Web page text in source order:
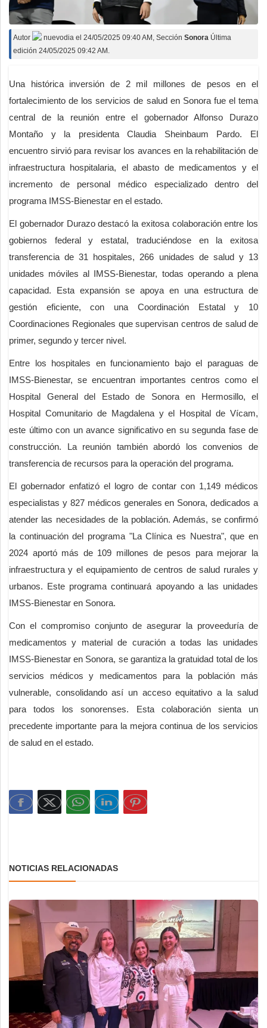
Autor nuevodia el 24/05/2025 09:40 AM , Sección Sonora Última
edición 24/05/2025 09:42 AM.
Una histórica inversión de 2 mil millones de pesos en el
fortalecimiento de los servicios de salud en Sonora fue el tema
central de la reunión entre el gobernador Alfonso Durazo
Montaño y la presidenta Claudia Sheinbaum Pardo. El
encuentro sirvió para revisar los avances en la rehabilitación de
infraestructura hospitalaria, el abasto de medicamentos y el
incremento de personal médico especializado dentro del
programa IMSS-Bienestar en el estado.
El gobernador Durazo destacó la exitosa colaboración entre los
gobiernos federal y estatal, traduciéndose en la exitosa
transferencia de 31 hospitales, 266 unidades de salud y 13
unidades móviles al IMSS-Bienestar, todas operando a plena
capacidad. Esta expansión se apoya en una estructura de
gestión eficiente, con una Coordinación Estatal y 10
Coordinaciones Regionales que supervisan centros de salud de
primer, segundo y tercer nivel.
Entre los hospitales en funcionamiento bajo el paraguas de
IMSS-Bienestar, se encuentran importantes centros como el
Hospital General del Estado de Sonora en Hermosillo, el
Hospital Comunitario de Magdalena y el Hospital de Vícam,
este último con un avance significativo en su segunda fase de
construcción. La reunión también abordó los convenios de
transferencia de recursos para la operación del programa.
El gobernador enfatizó el logro de contar con 1,149 médicos
especialistas y 827 médicos generales en Sonora, dedicados a
atender las necesidades de la población. Además, se confirmó
la continuación del programa "La Clínica es Nuestra", que en
2024 aportó más de 109 millones de pesos para mejorar la
infraestructura y el equipamiento de centros de salud rurales y
urbanos. Este programa continuará apoyando a las unidades
IMSS-Bienestar en Sonora.
Con el compromiso conjunto de asegurar la proveeduría de
medicamentos y material de curación a todas las unidades
IMSS-Bienestar en Sonora, se garantiza la gratuidad total de los
servicios médicos y medicamentos para la población más
vulnerable, consolidando así un acceso equitativo a la salud
para todos los sonorenses. Esta colaboración sienta un
precedente importante para la mejora continua de los servicios
de salud en el estado.
NOTICIAS RELACIONADAS